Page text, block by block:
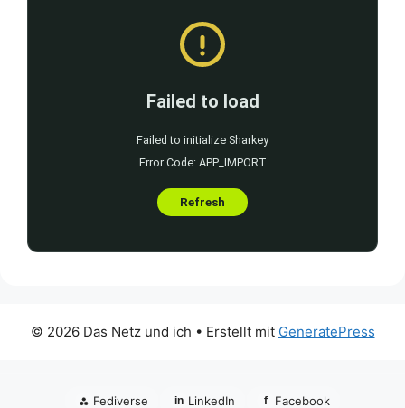
© 2026 Das Netz und ich • Erstellt mit GeneratePress
⁂ Fediverse in LinkedIn f Facebook